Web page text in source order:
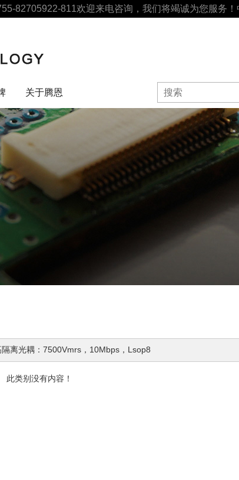
82705922-811欢迎来电咨询，我们将竭诚为您服务！
关于腾恩
离光耦：7500Vmrs，10Mbps，Lsop8
此类别没有内容！